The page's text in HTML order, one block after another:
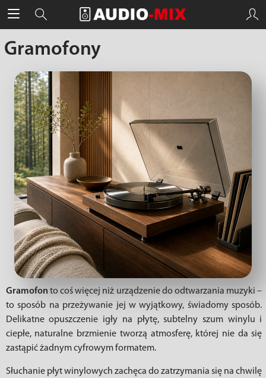
Gramofony
Gramofon to coś więcej niż urządzenie do odtwarzania muzyki –
to sposób na przeżywanie jej w wyjątkowy, świadomy sposób.
Delikatne opuszczenie igły na płytę, subtelny szum winylu i
ciepłe, naturalne brzmienie tworzą atmosferę, której nie da się
zastąpić żadnym cyfrowym formatem.
Słuchanie płyt winylowych zachęca do zatrzymania się na chwilę